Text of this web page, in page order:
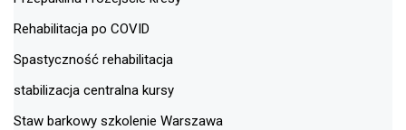
Rehabilitacja po COVID
Spastyczność rehabilitacja
stabilizacja centralna kursy
Staw barkowy szkolenie Warszawa